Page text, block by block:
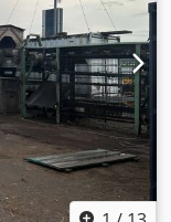
ーラー：長さ：
増加）、ドラ
る水冷、速度制
ルブ、重量：約
フィルター、
ム：ローカル操作
の操作パネルおよ
助装置、関連小型
は新 品で、オリジ